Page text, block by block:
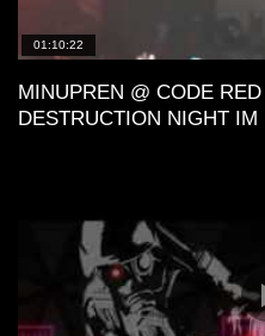
01:10:22
MINUPREN @ CODE
DESTRUCTION NIGHT IM